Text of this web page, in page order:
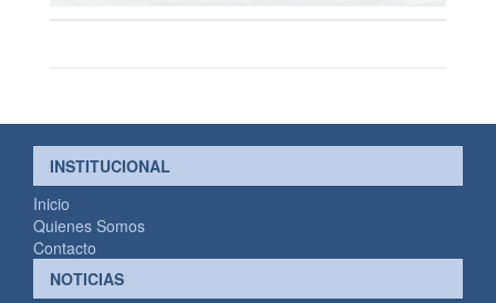
INSTITUCIONAL
Inicio
Quienes Somos
Contacto
NOTICIAS